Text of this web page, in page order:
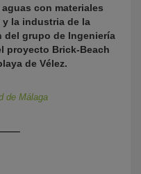
con materiales
la industria de la
grupo de Ingeniería
proyecto Brick-Beach
de Vélez.
de Málaga